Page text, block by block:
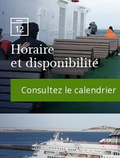
Horaire
et disponibilité
Consultez le calendrier